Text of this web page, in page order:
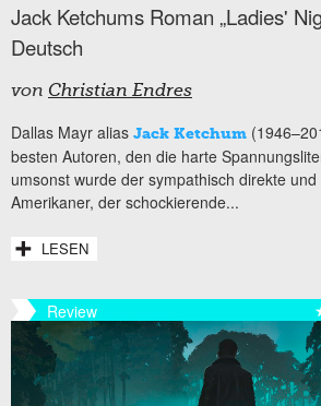
Jack Ketchums Roman „Ladies'
Deutsch
von Christian Endres
Dallas Mayr alias Jack Ketchum
besten Autoren, den die harte
umsonst wurde der sympathisch direkte
Amerikaner, der schockierende...
LESEN
Review